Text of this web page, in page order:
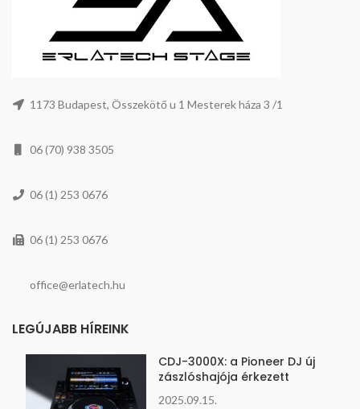
1173 Budapest, Összekötő u 1 Mesterek háza 3 /1
06 (70) 938 3505
06 (1) 253 0676
06 (1) 253 0676
office@erlatech.hu
LEGÚJABB HÍREINK
CDJ-3000X: a Pioneer DJ új
zászlóshajója érkezett
2025.09.15.